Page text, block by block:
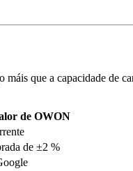
que a capacidade de
de OWON
de ±2 %